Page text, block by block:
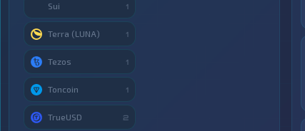
Sui 1
Terra (LUNA) 1
Tezos 1
Toncoin 1
TrueUSD 2